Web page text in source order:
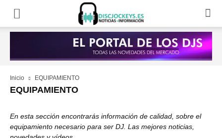
Inicio EQUIPAMIENTO
EQUIPAMIENTO
En esta sección encontrarás información de calidad, sobre el
equipamiento necesario para ser DJ. Las mejores noticias,